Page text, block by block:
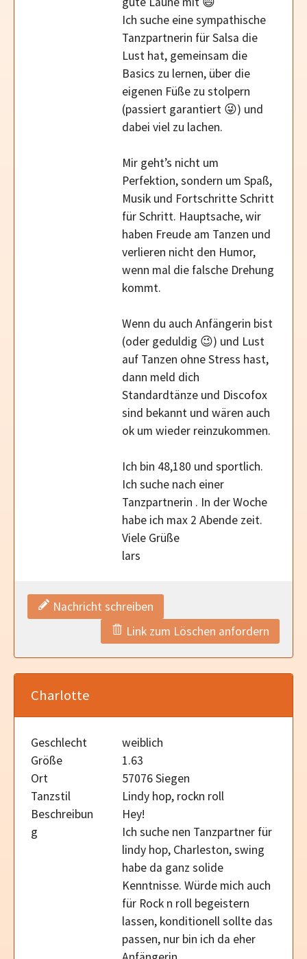
Ich suche eine sympathische
Tanzpartnerin für Salsa die
Lust hat, gemeinsam die
Basics zu lernen, über die
eigenen Füße zu stolpern
(passiert garantiert 😜) und
dabei viel zu lachen.
Mir geht’s nicht um
Perfektion, sondern um Spaß,
Musik und Fortschritte Schritt
für Schritt. Hauptsache, wir
haben Freude am Tanzen und
verlieren nicht den Humor,
wenn mal die falsche Drehung
kommt.
Wenn du auch Anfängerin bist
(oder geduldig 😉) und Lust
auf Tanzen ohne Stress hast,
dann meld dich
Standardtänze und Discofox
sind bekannt und wären auch
ok um wieder reinzukommen.
Ich bin 48,180 und sportlich.
Ich suche nach einer
Tanzpartnerin . In der Woche
habe ich max 2 Abende zeit.
Viele Grüße
lars
Nachricht schreiben
Link zum Löschen anfordern
Charlotte
Geschlecht
weiblich
Größe
1.63
Ort
57076 Siegen
Tanzstil
Lindy hop, rockn roll
Beschreibun
g
Hey!
Ich suche nen Tanzpartner für
lindy hop, Charleston, swing
habe da ganz solide
Kenntnisse. Würde mich auch
für Rock n roll begeistern
lassen, konditionell sollte das
passen, nur bin ich da eher